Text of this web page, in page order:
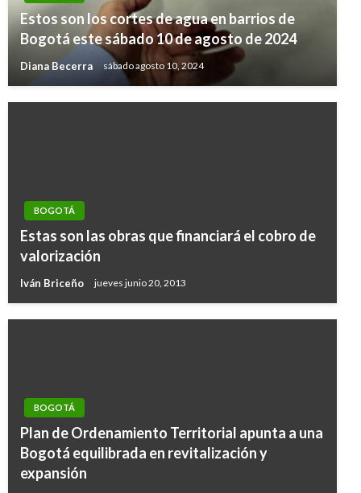
Estos son los cortes de agua en barrios de
Bogotá este sábado 10 de agosto de 2024
Diana Becerra sábado agosto 10, 2024
BOGOTÁ
Estas son las obras que financiará el cobro de
valorización
Iván Briceño jueves junio 20, 2013
BOGOTÁ
Plan de Ordenamiento Territorial apunta a una
Bogotá equilibrada en revitalización y
expansión